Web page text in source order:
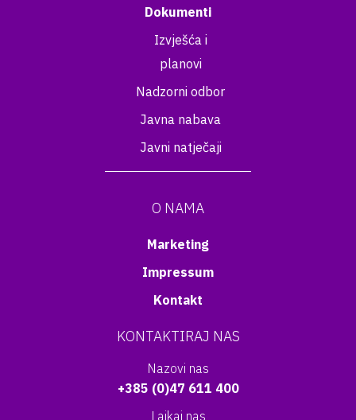
Dokumenti
Izvješća i
planovi
Nadzorni odbor
Javna nabava
Javni natječaji
O NAMA
Marketing
Impressum
Kontakt
KONTAKTIRAJ NAS
Nazovi nas
+385 (0)47 611 400
Lajkaj nas